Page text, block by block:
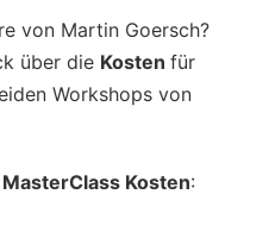
von Martin Goersch?
über die Kosten für
Workshops von
Kosten: